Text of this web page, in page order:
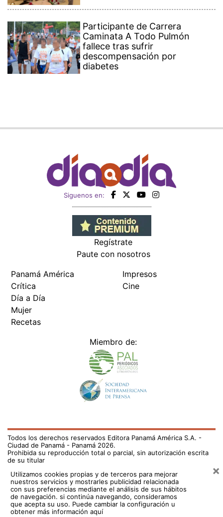
Participante de Carrera
Caminata A Todo Pulmón
fallece tras sufrir
descompensación por
diabetes
Siguenos en:
Regístrate
Paute con nosotros
Panamá América
Crítica
Día a Día
Mujer
Recetas
Impresos
Cine
Miembro de:
Todos los derechos reservados Editora Panamá América S.A. -
Ciudad de Panamá - Panamá 2026.
Prohibida su reproducción total o parcial, sin autorización escrita
de su titular
Utilizamos cookies propias y de terceros para mejorar
nuestros servicios y mostrarles publicidad relacionada
con sus preferencias mediante el análisis de sus hábitos
de navegación. si continúa navegando, consideramos
que acepta su uso. Puede cambiar la configuración u
obtener más información aquí
×